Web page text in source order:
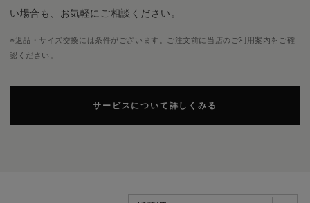
い場合も、お気軽にご相談ください。
※返品・サイズ交換には条件がございます。ご注文前に当店のご利用案内をご確
認ください。
サービスについて詳しくみる